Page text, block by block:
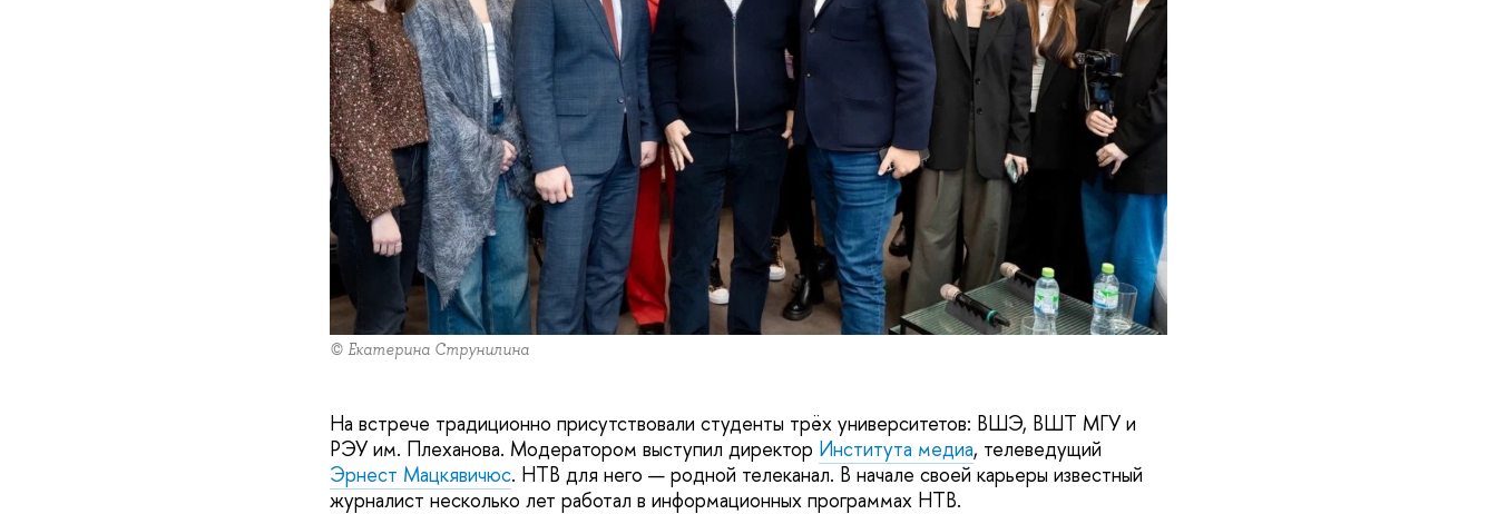
© Екатерина Струнилина
На встрече традиционно присутствовали студенты трёх университетов: ВШЭ, ВШТ МГУ и
РЭУ им. Плеханова. Модератором выступил директор Института медиа, телеведущий
Эрнест Мацкявичюс. НТВ для него — родной телеканал. В начале своей карьеры известный
журналист несколько лет работал в информационных программах НТВ.